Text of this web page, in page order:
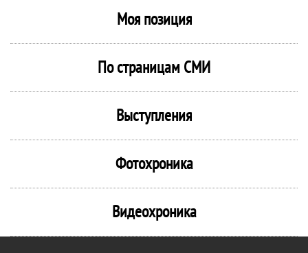
Моя позиция
По страницам СМИ
Выступления
Фотохроника
Видеохроника